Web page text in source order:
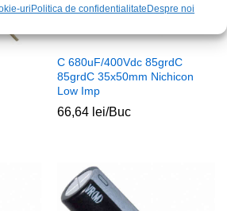
uri Politica de confidentialitate Despre noi
C 680uF/400Vdc 85grdC
85grdC 35x50mm Nichicon
Low Imp
66,64 lei/Buc